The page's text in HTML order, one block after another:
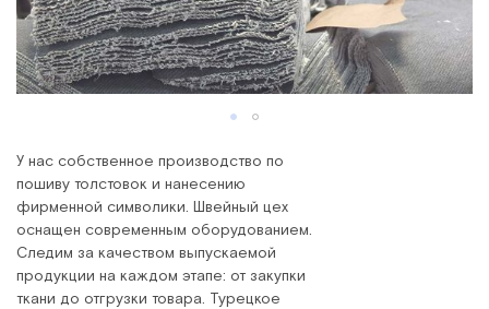
У нас собственное производство по
пошиву толстовок и нанесению
фирменной символики. Швейный цех
оснащен современным оборудованием.
Следим за качеством выпускаемой
продукции на каждом этапе: от закупки
ткани до отгрузки товара. Турецкое